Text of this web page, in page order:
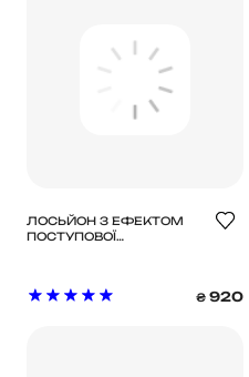
ЛОСЬЙОН З ЕФЕКТОМ
ПОСТУПОВОЇ
₴ 920